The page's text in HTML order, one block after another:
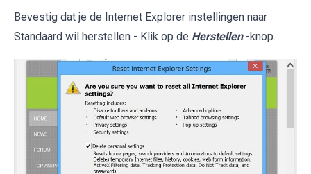
Bevestig dat je de Internet Explorer instellingen naar
Standaard wil herstellen - Klik op de Herstellen -knop.